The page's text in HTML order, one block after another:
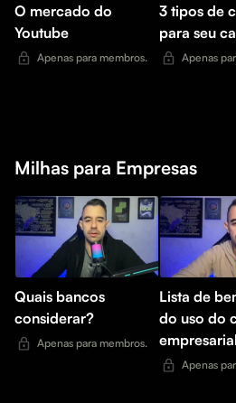
O mercado do
Youtube
Apenas para membros.
3 tipos de
para seu
Apenas
Milhas para Empresas
Quais bancos
considerar?
Apenas para membros.
Lista de
do uso do
empresarial
Apenas